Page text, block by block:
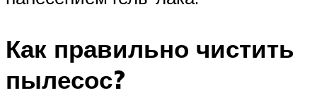
Как правильно чистить
пылесос?